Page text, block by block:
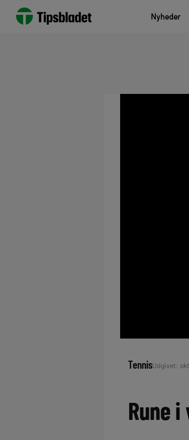
Nyheder
TennisUdgivet:
Rune